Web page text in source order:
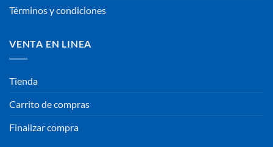
Términos y condiciones
VENTA EN LINEA
Tienda
Carrito de compras
Finalizar compra